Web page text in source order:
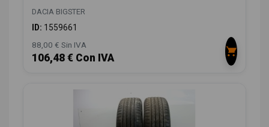
DACIA BIGSTER
ID: 1559661
88,00 € Sin IVA
106,48 € Con IVA